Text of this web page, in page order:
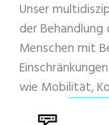
Unser
der
Menschen mit
wie Mobilität,